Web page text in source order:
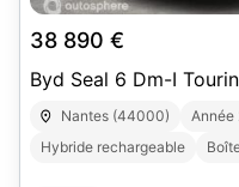
38 890 €
Byd Seal 6 Dm-I
Nantes (44000) Année
Hybride rechargeable